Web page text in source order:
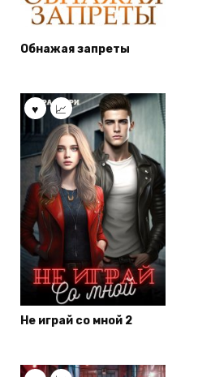
Обнажая запреты
Не играй со мной 2